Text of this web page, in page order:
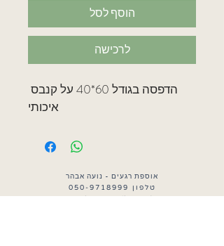
הוסף לסל
לרכישה
הדפסה בגודל 60*40 על קנבס
איכותי
אוספת רגעים - נועה אבהר
טלפון
050-9718999
מייל:noaavhar@gmail.com